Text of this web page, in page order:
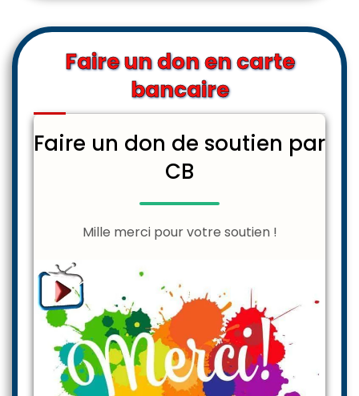
Faire un don en carte
bancaire
Faire un don de soutien par
CB
Mille merci pour votre soutien !